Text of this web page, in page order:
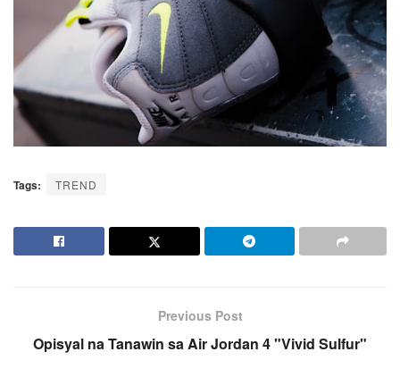
Tags: TREND
Previous Post
Opisyal na Tanawin sa Air Jordan 4 "Vivid Sulfur"